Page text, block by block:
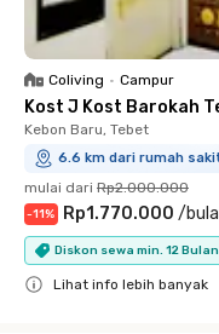
Coliving • Campur
Kost J Kost Barokah
Kebon Baru, Tebet
6.6 km dari rumah
mulai dari Rp2.000.000
-11% Rp1.770.000 /
Diskon sewa min. 12 Bulan
Lihat info lebih banyak